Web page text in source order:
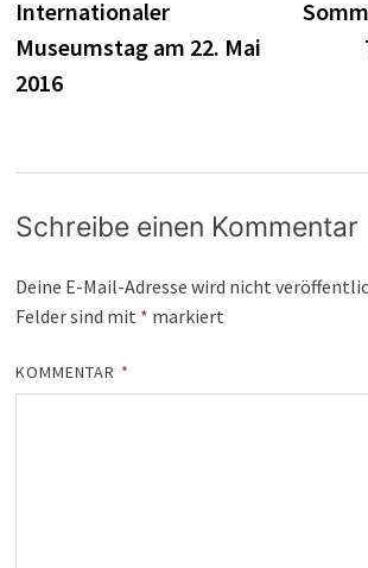
Internationaler
Museumstag am 22. Mai
2016
Schreibe einen Kommentar
Deine E-Mail-Adresse wird nicht
Felder sind mit * markiert
KOMMENTAR *